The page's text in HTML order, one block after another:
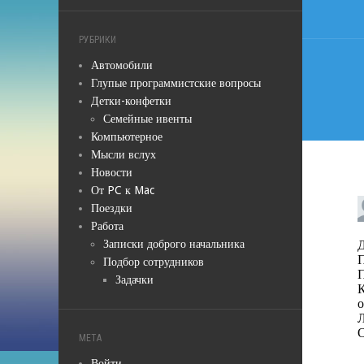
РУБРИКИ
Автомобили
Глупые программистские вопросы
Детки-конфетки
Семейные ивенты
Компьютерное
Мысли вслух
Новости
От PC к Mac
Поездки
Работа
Записки доброго начальника
Подбор сотрудников
Задачки
МЕТА